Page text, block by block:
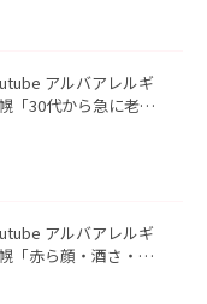
アルバアレルギ
「30代から急に老け
アルバアレルギ
「赤ら顔・酒さ・ニ